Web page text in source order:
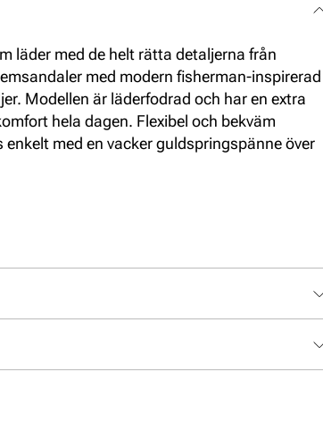
läder med de helt rätta detaljerna från
med modern fisherman-inspirerad
Modellen är läderfodrad och har en extra
hela dagen. Flexibel och bekväm
med en vacker guldspringspänne över